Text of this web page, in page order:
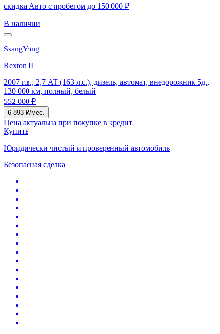
скидка Авто с пробегом до 150 000 ₽
В наличии
SsangYong
Rexton II
2007 г.в., 2,7 АТ (163 л.с.), дизель, автомат, внедорожник 5д.,
130 000 км, полный, белый
552 000 ₽
6 893 ₽/мес.
Цена актуальна при покупке в кредит
Купить
Юридически чистый и проверенный автомобиль
Безопасная сделка